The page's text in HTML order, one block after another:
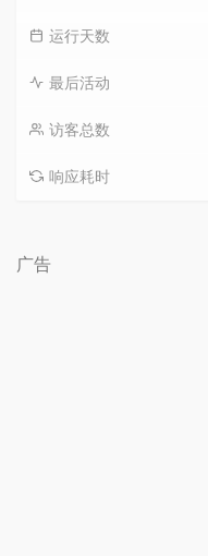
运行天数
最后活动
访客总数
响应耗时
广告